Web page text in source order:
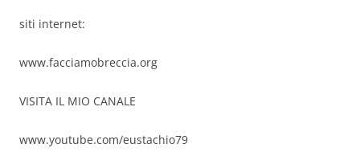
siti internet:
www.facciamobreccia.org
VISITA IL MIO CANALE
www.youtube.com/eustachio79